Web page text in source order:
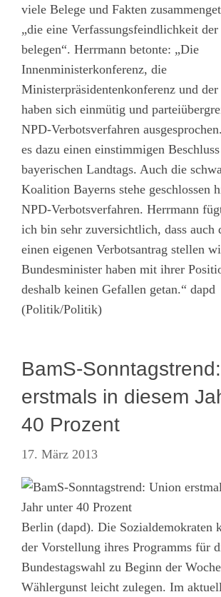
viele Belege und Fakten
„die eine Verfassungsfeindlichkeit
belegen“. Herrmann betonte: „Die
Innenministerkonferenz, die
Ministerpräsidentenkonferenz und der
haben sich einmütig und
NPD-Verbotsverfahren
es dazu einen einstimmigen
bayerischen Landtags. Auch die
Koalition Bayerns stehe geschlossen
NPD-Verbotsverfahren. Herrmann
ich bin sehr zuversichtlich, dass auch
einen eigenen Verbotsantrag stellen
Bundesminister haben mit ihrer
deshalb keinen Gefallen getan.“ dapd
(Politik/Politik)
BamS-
erstmals in diesem
40 Prozent
17. März 2013
Berlin (dapd). Die Sozialdemokraten
der Vorstellung ihres Programms für
Bundestagswahl zu Beginn der
Wählergunst leicht zulegen. Im